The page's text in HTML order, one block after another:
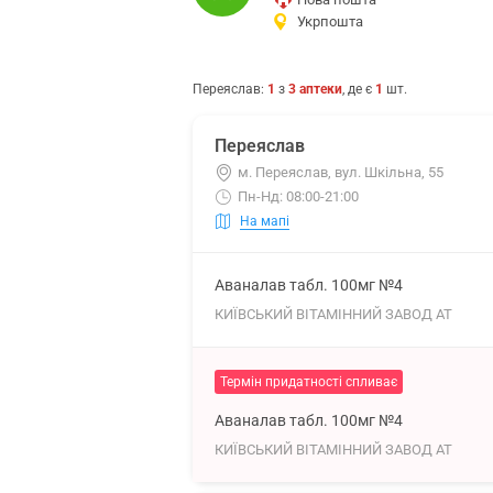
Укрпошта
Переяслав: 1 з 3 аптеки, де є 1 шт.
Переяслав
м. Переяслав, вул. Шкільна, 55
Пн-Нд: 08:00-21:00
На мапі
Аваналав табл. 100мг №4
КИЇВСЬКИЙ ВІТАМІННИЙ ЗАВОД АТ
Термін придатності спливає
Аваналав табл. 100мг №4
КИЇВСЬКИЙ ВІТАМІННИЙ ЗАВОД АТ